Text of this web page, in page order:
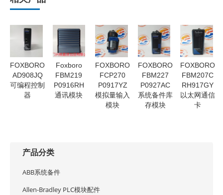
FOXBORO
AD908JQ
可编程控制
器
Foxboro
FBM219
P0916RH
通讯模块
FOXBORO
FCP270
P0917YZ
模拟量输入
模块
FOXBORO
FBM227
P0927AC
系统备件库
存模块
FOXBORO
FBM207C
RH917GY
以太网通信
卡
产品分类
ABB系统备件
Allen-Bradley PLC模块配件